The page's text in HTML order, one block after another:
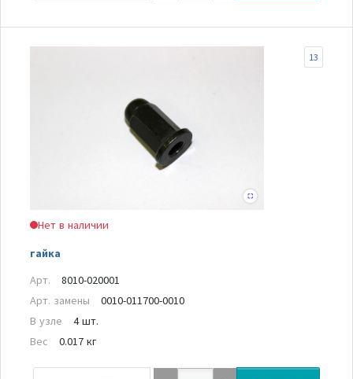
Нет в наличии
гайка
13
Арт.
8010-020001
Арт. замены
0010-011700-0010
В узле
4 шт.
Вес
0.017 кг